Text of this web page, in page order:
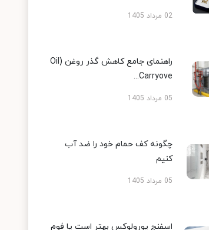
02 مرداد 1405
راهنمای جامع کاهش گذر روغن (Oil
Carryove...
05 مرداد 1405
چگونه کف حمام خود را ضد آب
کنیم
05 مرداد 1405
اسفنج یورولوکس بهتر است یا فوم